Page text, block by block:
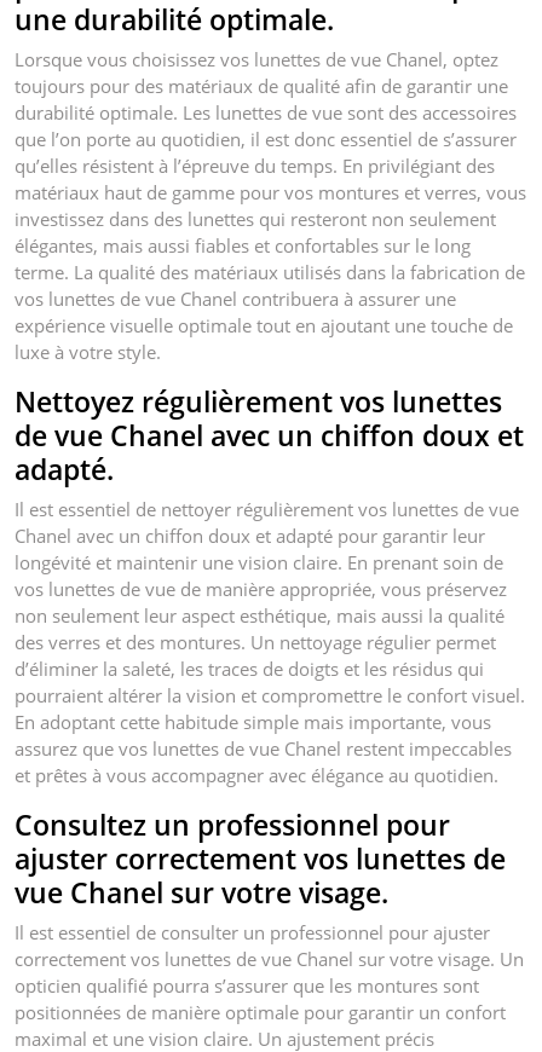
une durabilité optimale.
Lorsque vous choisissez vos lunettes de vue Chanel, optez
toujours pour des matériaux de qualité afin de garantir une
durabilité optimale. Les lunettes de vue sont des accessoires
que l’on porte au quotidien, il est donc essentiel de s’assurer
qu’elles résistent à l’épreuve du temps. En privilégiant des
matériaux haut de gamme pour vos montures et verres, vous
investissez dans des lunettes qui resteront non seulement
élégantes, mais aussi fiables et confortables sur le long
terme. La qualité des matériaux utilisés dans la fabrication de
vos lunettes de vue Chanel contribuera à assurer une
expérience visuelle optimale tout en ajoutant une touche de
luxe à votre style.
Nettoyez régulièrement vos lunettes
de vue Chanel avec un chiffon doux et
adapté.
Il est essentiel de nettoyer régulièrement vos lunettes de vue
Chanel avec un chiffon doux et adapté pour garantir leur
longévité et maintenir une vision claire. En prenant soin de
vos lunettes de vue de manière appropriée, vous préservez
non seulement leur aspect esthétique, mais aussi la qualité
des verres et des montures. Un nettoyage régulier permet
d’éliminer la saleté, les traces de doigts et les résidus qui
pourraient altérer la vision et compromettre le confort visuel.
En adoptant cette habitude simple mais importante, vous
assurez que vos lunettes de vue Chanel restent impeccables
et prêtes à vous accompagner avec élégance au quotidien.
Consultez un professionnel pour
ajuster correctement vos lunettes de
vue Chanel sur votre visage.
Il est essentiel de consulter un professionnel pour ajuster
correctement vos lunettes de vue Chanel sur votre visage. Un
opticien qualifié pourra s’assurer que les montures sont
positionnées de manière optimale pour garantir un confort
maximal et une vision claire. Un ajustement précis